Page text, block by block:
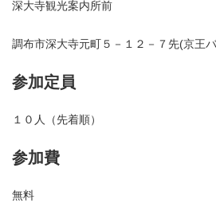
深大寺観光案内所前
調布市深大寺元町５－１２－７先(京王
参加定員
１０人（先着順）
参加費
無料